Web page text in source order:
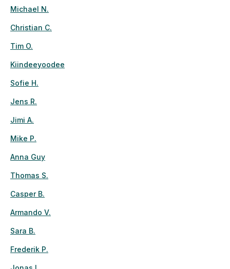
Michael N.
Christian C.
Tim O.
Kiindeeyoodee
Sofie H.
Jens R.
Jimi A.
Mike P.
Anna Guy
Thomas S.
Casper B.
Armando V.
Sara B.
Frederik P.